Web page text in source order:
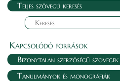
Teljes szövegű keresés
Kapcsolódó források
Bizonytalan szerzőségű szövegek
Tanulmányok és monográfiák